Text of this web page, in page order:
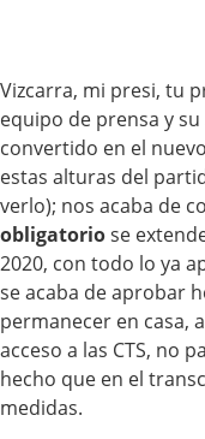
Vizcarra, mi presi, tu
equipo de prensa y
convertido en el
estas alturas del
verlo); nos acaba de
obligatoriose
2020, con todo lo ya
se acaba de aprobar
permanecer en casa,
acceso a las CTS, no
hecho que en el
medidas.